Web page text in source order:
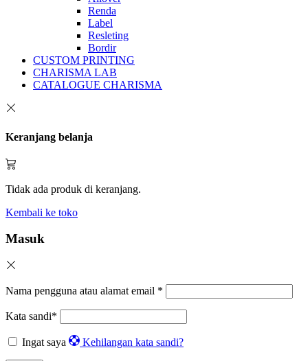
Renda
Label
Resleting
Bordir
CUSTOM PRINTING
CHARISMA LAB
CATALOGUE CHARISMA
Keranjang belanja
Tidak ada produk di keranjang.
Kembali ke toko
Masuk
Nama pengguna atau alamat email *
Kata sandi*
Ingat saya Kehilangan kata sandi?